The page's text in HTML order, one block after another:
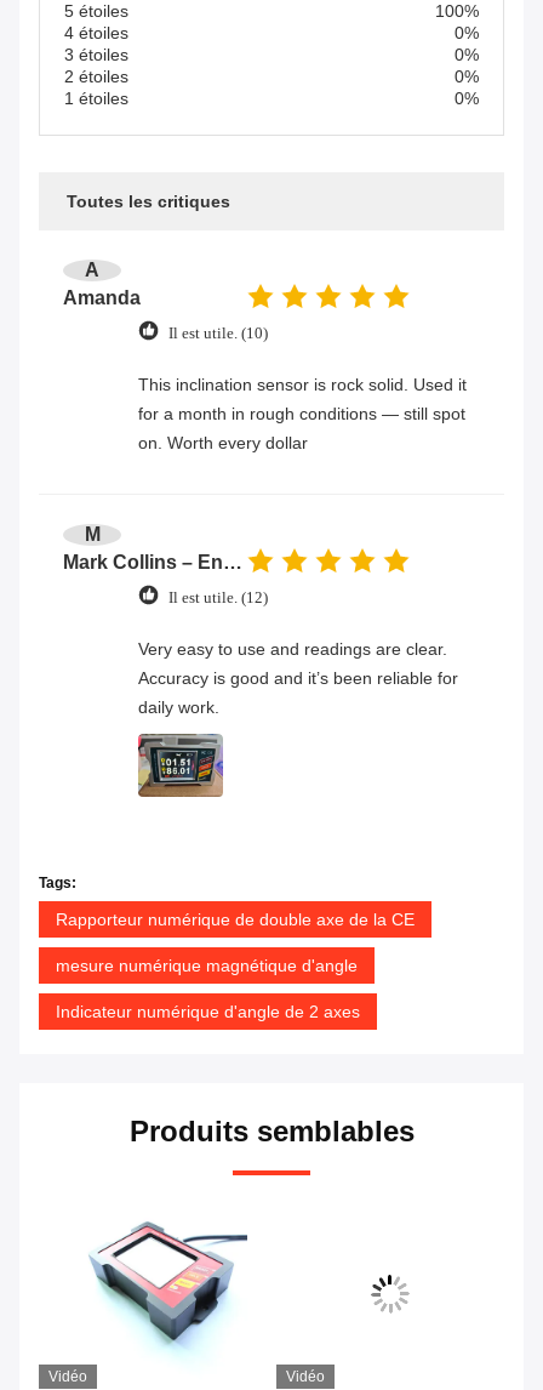
5 étoiles
100%
4 étoiles
0%
3 étoiles
0%
2 étoiles
0%
1 étoiles
0%
Toutes les critiques
A
Amanda
Il est utile. (10)
This inclination sensor is rock solid. Used it
for a month in rough conditions — still spot
on. Worth every dollar
M
Mark Collins – Engineer
Il est utile. (12)
Very easy to use and readings are clear.
Accuracy is good and it’s been reliable for
daily work.
Tags:
Rapporteur numérique de double axe de la CE
mesure numérique magnétique d'angle
Indicateur numérique d'angle de 2 axes
Produits semblables
Vidéo Vidéo